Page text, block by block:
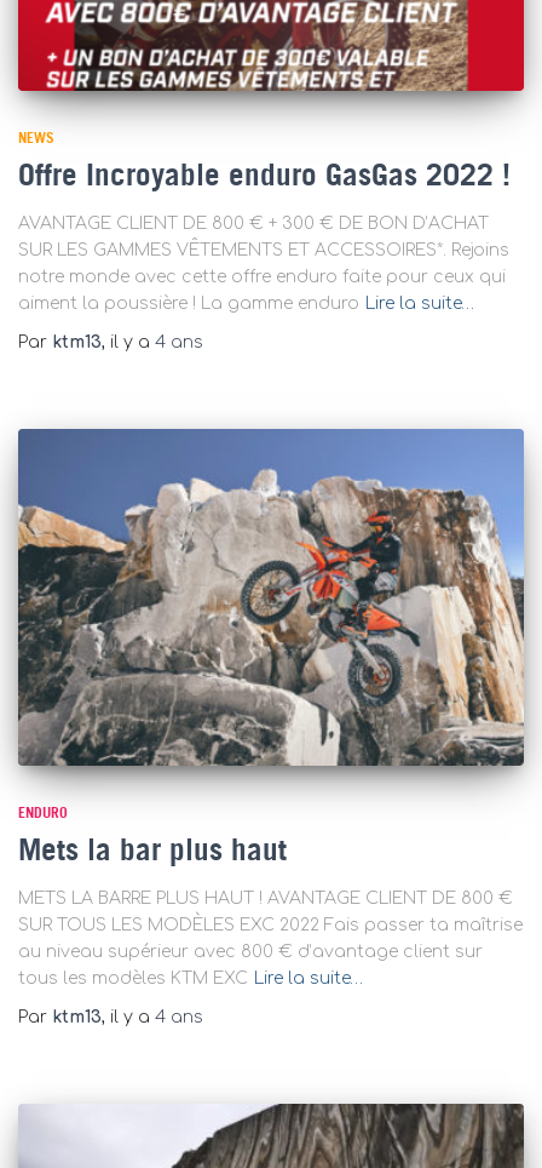
NEWS
Offre Incroyable enduro GasGas 2022 !
AVANTAGE CLIENT DE 800 € + 300 € DE BON D’ACHAT
SUR LES GAMMES VÊTEMENTS ET ACCESSOIRES*. Rejoins
notre monde avec cette offre enduro faite pour ceux qui
aiment la poussière ! La gamme enduro
Lire la suite…
Par ktm13, il y a 4 ans
ENDURO
Mets la bar plus haut
METS LA BARRE PLUS HAUT ! AVANTAGE CLIENT DE 800 €
SUR TOUS LES MODÈLES EXC 2022 Fais passer ta maîtrise
au niveau supérieur avec 800 € d’avantage client sur
tous les modèles KTM EXC Lire la suite…
Par ktm13, il y a 4 ans